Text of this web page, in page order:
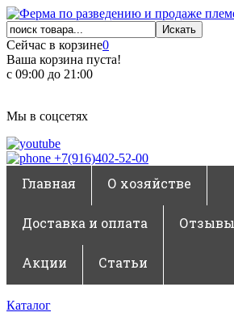
Сейчас в корзине0
Ваша корзина пуста!
с 09:00 до 21:00
Мы в соцсетях
+7(916)402-52-00
Главная О хозяйстве
Доставка и оплата Отзывы
Акции Статьи
Каталог